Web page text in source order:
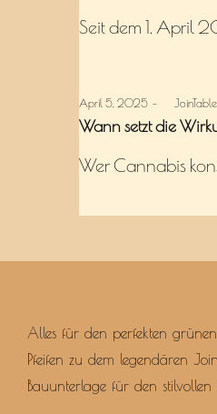
Seit dem 1. April
Posted
on
April 5, 2025 byJoinTable
Wann setzt die
Wer Cannabis
Alles für den perfekten
Pfeifen zu dem legendären
Bauunterlage für den stilvollen